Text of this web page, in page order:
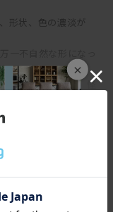
×
形状、色の濃淡が
ことがあります。怪
配送時の動きにより
商品のためどうして
のボンド・アロンア
はお避け下さい。色
できません。
どで取り除いて下さ